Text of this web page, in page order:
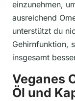
einzunehmen,
ausreichend
unterstützt du
Gehirnfunktion,
insgesamt
Veganes
Öl und